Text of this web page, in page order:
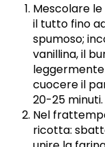
Mescolare
il tutto fino
spumoso;
vanillina, il
cuocere il
20-25 minuti.
Nel
ricotta: